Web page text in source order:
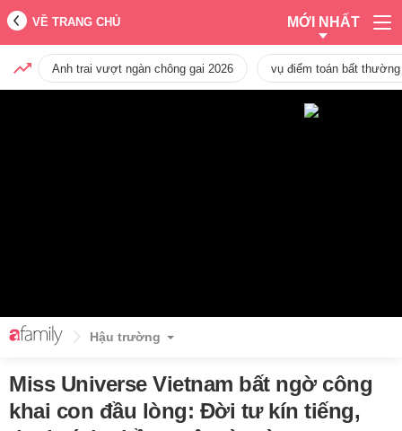
VỀ TRANG CHỦ MỚI NHẤT
Anh trai vượt ngàn chông gai 2026 vụ điểm toán bất
Hậu trường
Miss Universe Vietnam bất ngờ công
khai con đầu lòng: Đời tư kín tiếng,